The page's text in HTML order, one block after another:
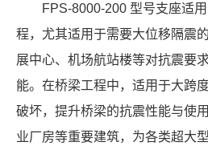
FPS-8000-200 型号支座适
程，尤其适用于需要大位移隔震
展中心、机场航站楼等对抗震要
能。在桥梁工程中，适用于大跨
破坏，提升桥梁的抗震性能与使
业厂房等重要建筑，为各类超大